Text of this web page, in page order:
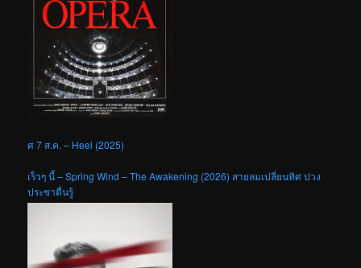
ศ 7 ส.ค. – Heel (2025)
เร็วๆ นี้ – Spring Wind – The Awakening (2026) สายลมเปลี่ยนทิศ ปวง
ประชาตื่นรู้